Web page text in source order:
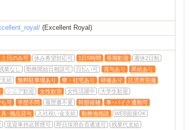
(Excellent Royal)
土日のみ可 休み希望対応可 1日5時間 長期歓迎
週休2日制
業なし 勤務開始日相談可 日払い可 賞与あり
昇給あり
支給 無料駐車場あり 寮・社宅あり 研修あり
託児所完備
シニア歓迎 女性歓迎 女性活躍中
大学生歓迎
ち可 学歴不問 履歴書不要 幹部候補
車･バイク通勤可
具･備品貸与 入社祝い金支給 勤務地相談
WEB面接OK
送迎車持込禁煙可 即日採用合否通達可 残業代支給